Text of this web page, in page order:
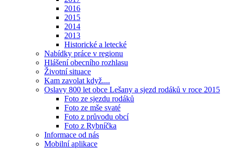
2016
2015
2014
2013
Historické a letecké
Nabídky práce v regionu
Hlášení obecního rozhlasu
Životní situace
Kam zavolat když....
Oslavy 800 let obce Lešany a sjezd rodáků v roce 2015
Foto ze sjezdu rodáků
Foto ze mše svaté
Foto z průvodu obcí
Foto z Rybníčka
Informace od nás
Mobilní aplikace